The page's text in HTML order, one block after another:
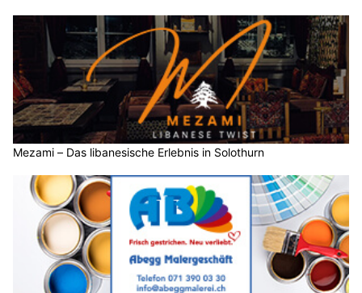
Mezami – Das libanesische Erlebnis in Solothurn